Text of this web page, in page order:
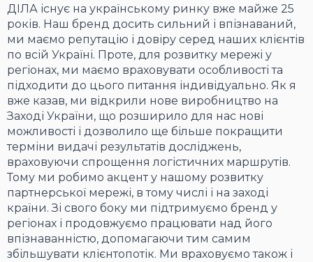
ДІЛА існує на українському ринку вже майже 25
років. Наш бренд досить сильний і впізнаваний,
ми маємо репутацію і довіру серед наших клієнтів
по всій Україні. Проте, для розвитку мережі у
регіонах, ми маємо враховувати особливості та
підходити до цього питання індивідуально. Як я
вже казав, ми відкрили нове виробництво на
Заході України, що розширило для нас нові
можливості і дозволило ще більше покращити
терміни видачі результатів досліджень,
враховуючи спрощення логістичних маршрутів.
Тому ми робимо акцент у нашому розвитку
партнерської мережі, в тому числі і на заході
країни. Зі свого боку ми підтримуємо бренд у
регіонах і продовжуємо працювати над його
впізнаванністю, допомагаючи тим самим
збільшувати клієнтопотік. Ми враховуємо також і